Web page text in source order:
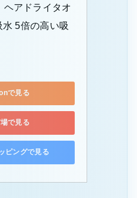
ヘアドライタオ
5倍の高い吸
で見る
で見る
ピングで見る